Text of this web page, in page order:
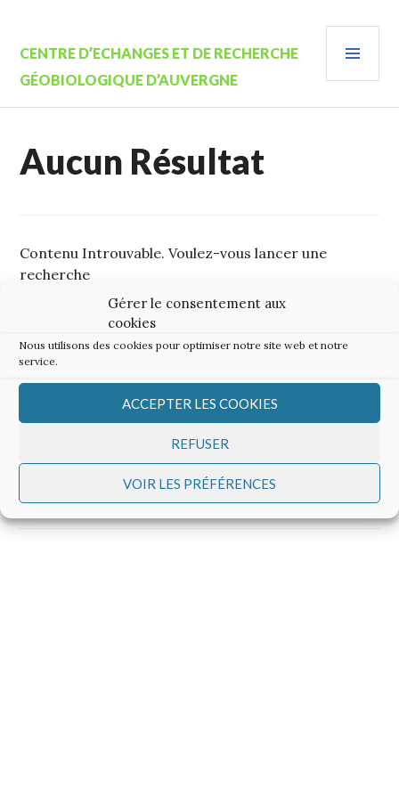
Gérer le consentement aux
cookies
Nous utilisons des cookies pour optimiser notre site web et notre
service.
ACCEPTER LES COOKIES
REFUSER
VOIR LES PRÉFÉRENCES
contenu
principal
CENTRE D’ECHANGES ET DE RECHERCHE
GÉOBIOLOGIQUE D’AUVERGNE
Aucun Résultat
Contenu Introuvable. Voulez-vous lancer une
recherche
Centre d’ Échanges et de Recherche Géobiologique
d’Auvergne 5, rue du Pré La Reine 63100 Clermont-
Ferrand. 04.73.14.07.82 cerga63@gmail.com
Permanence téléphonique : chaque Lundi de 16H30
à 18H00 (Hors vacances scolaires & jours fériés)